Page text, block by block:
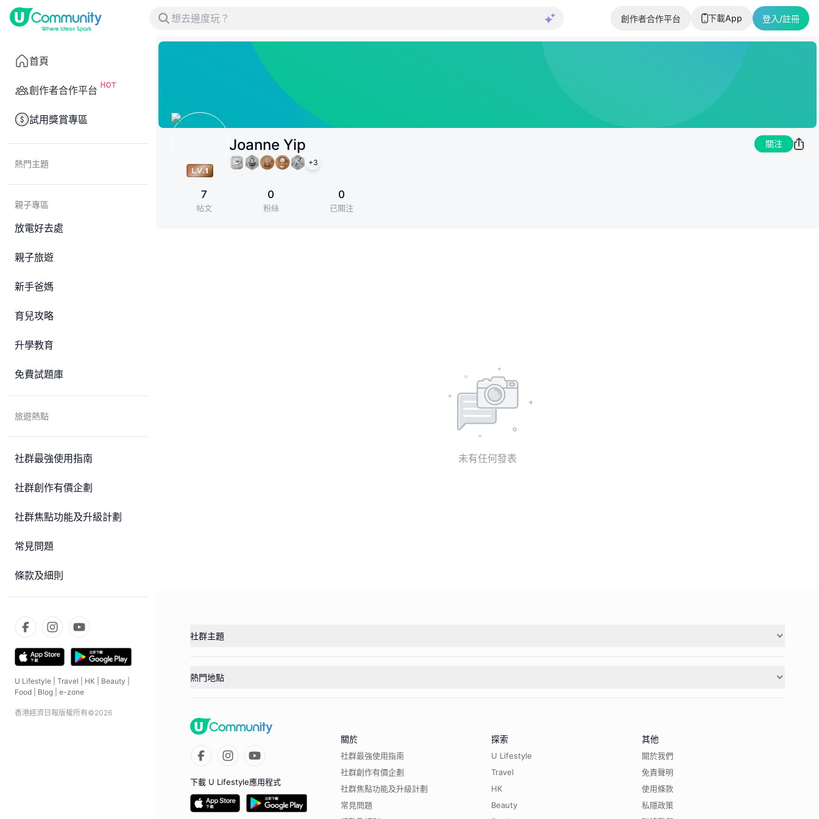
創作者合作平台 下載App 登入/註冊
首頁
創作者合作平台
試用獎賞專區
熱門主題
親子專區
放電好去處
親子旅遊
新手爸媽
育兒攻略
升學教育
免費試題庫
旅遊熱點
社群最強使用指南
社群創作有價企劃
社群焦點功能及升級計劃
常見問題
條款及細則
U Lifestyle Travel HK Beauty
Food
Blog e-zone
香港經濟日報版權所有©2026
Joanne Yip
+3
關注
7
帖文
0
粉絲
0
已關注
未有任何發表
社群主題
熱門地點
下載 U Lifestyle應用程式
關於
社群最強使用指南
社群創作有價企劃
社群焦點功能及升級計劃
常見問題
探索
U Lifestyle
Travel
HK
Beauty
其他
關於我們
免責聲明
使用條款
私隱政策